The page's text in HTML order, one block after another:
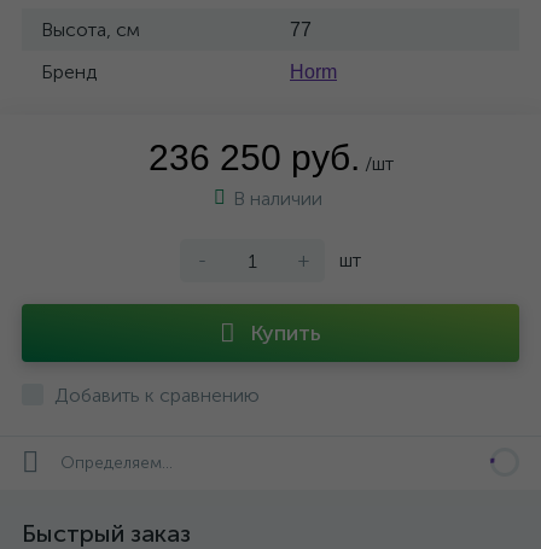
Высота, см 77
Бренд Horm
236 250 руб. /шт
В наличии
- + шт
Купить
Добавить к сравнению
Определяем...
Быстрый заказ